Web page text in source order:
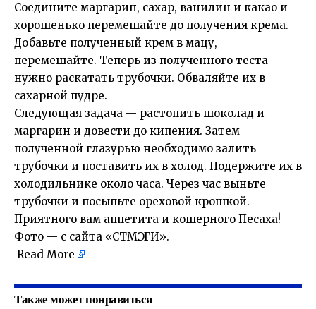
Соедините маргарин, сахар, ванилин и какао и
хорошенько перемешайте до получения крема.
Добавьте полученный крем в мацу,
перемешайте. Теперь из полученного теста
нужно раскатать трубочки. Обваляйте их в
сахарной пудре.
Следующая задача — растопить шоколад и
маргарин и довести до кипения. Затем
полученной глазурью необходимо залить
трубочки и поставить их в холод. Подержите их в
холодильнике около часа. Через час выньте
трубочки и посыпьте ореховой крошкой.
Приятного вам аппетита и кошерного Песаха!
Фото — с сайта «СТМЭГИ».
Read More
Также может понравиться